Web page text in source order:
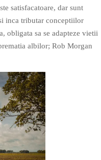
satisfacatoare, dar sunt
inca tributar conceptiilor
obligata sa se adapteze vietii
albilor; Rob Morgan